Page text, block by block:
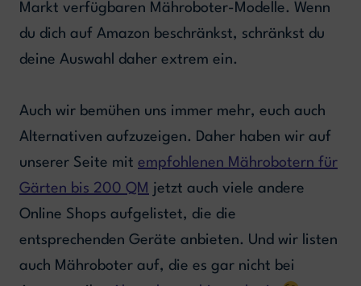
Markt verfügbaren Mähroboter-Modelle. Wenn
du dich auf Amazon beschränkst, schränkst du
deine Auswahl daher extrem ein.
Auch wir bemühen uns immer mehr, euch auch
Alternativen aufzuzeigen. Daher haben wir auf
unserer Seite mit empfohlenen Mährobotern für
Gärten bis 200 QM jetzt auch viele andere
Online Shops aufgelistet, die die
entsprechenden Geräte anbieten. Und wir listen
auch Mähroboter auf, die es gar nicht bei